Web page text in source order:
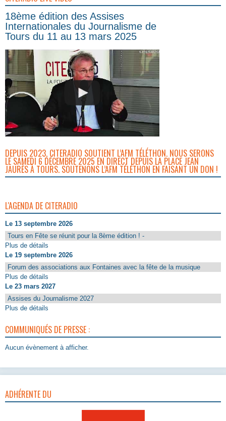
18ème édition des Assises
Internationales du Journalisme de
Tours du 11 au 13 mars 2025
DEPUIS 2023, CITERADIO SOUTIENT L’AFM TÉLÉTHON. NOUS SERONS
LE SAMEDI 6 DÉCEMBRE 2025 EN DIRECT DEPUIS LA PLACE JEAN
JAURÈS À TOURS. SOUTENONS L’AFM TÉLÉTHON EN FAISANT UN DON !
L'AGENDA DE CITERADIO
Le 13 septembre 2026
Tours en Fête se réunit pour la 8ème édition ! -
Plus de détails
Le 19 septembre 2026
Forum des associations aux Fontaines avec la fête de la musique
Plus de détails
Le 23 mars 2027
Assises du Journalisme 2027
Plus de détails
COMMUNIQUÉS DE PRESSE :
Aucun évènement à afficher.
ADHÉRENTE DU